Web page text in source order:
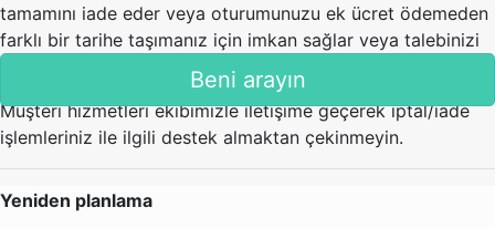
tamamını iade eder veya oturumunuzu ek ücret ödemeden
farklı bir tarihe taşımanız için imkan sağlar veya talebinizi
Müşteri hizmetleri ekibimizle iletişime geçerek iptal/iade
işlemleriniz ile ilgili destek almaktan çekinmeyin.
Yeniden planlama
Beni arayın